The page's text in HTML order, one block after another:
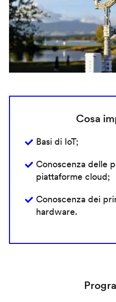
Cosa
Basi di IoT;
Conoscenza delle
piattaforme cloud;
Conoscenza dei
hardware.